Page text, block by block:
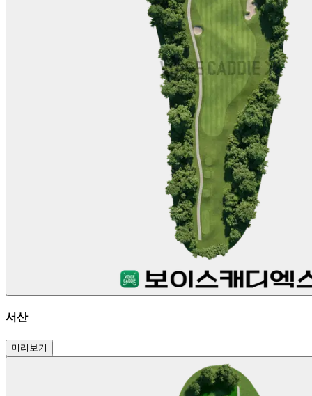
서산
미리보기